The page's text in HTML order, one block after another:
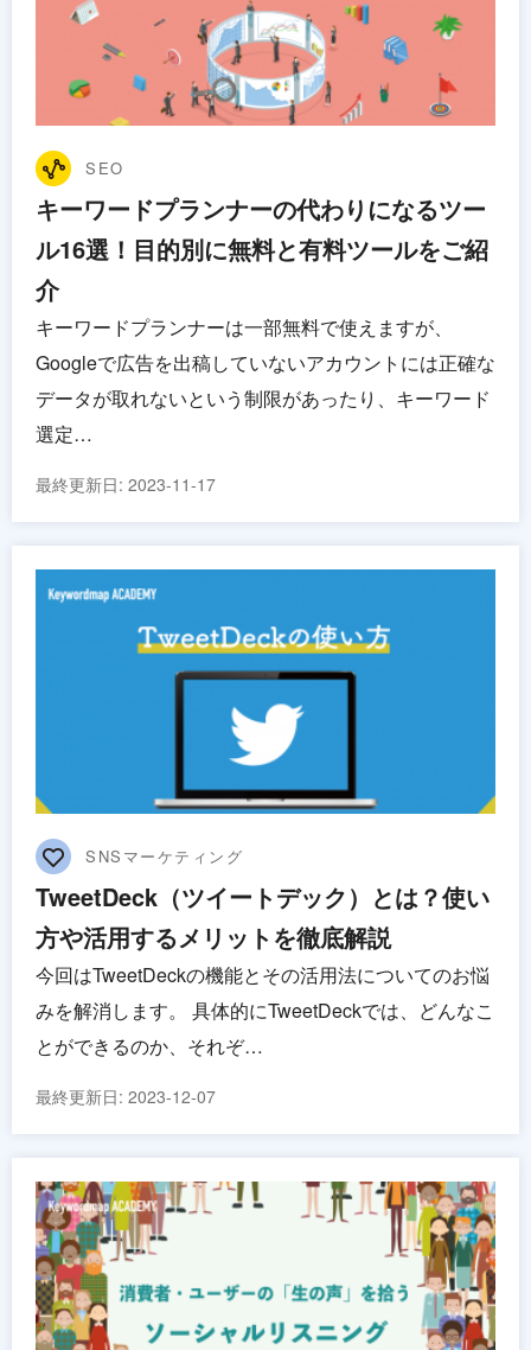
SEO
キーワードプランナーの代わりになるツー
ル16選！目的別に無料と有料ツールをご紹
介
キーワードプランナーは一部無料で使えますが、
Googleで広告を出稿していないアカウントには正確な
データが取れないという制限があったり、キーワード
選定…
最終更新日: 2023-11-17
SNSマーケティング
TweetDeck（ツイートデック）とは？使い
方や活用するメリットを徹底解説
今回はTweetDeckの機能とその活用法についてのお悩
みを解消します。 具体的にTweetDeckでは、どんなこ
とができるのか、それぞ…
最終更新日: 2023-12-07